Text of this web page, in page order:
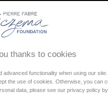
thanks to cookies
functionality when using our
the use of cookies. Otherwise, you can
data, please see our privacy policy